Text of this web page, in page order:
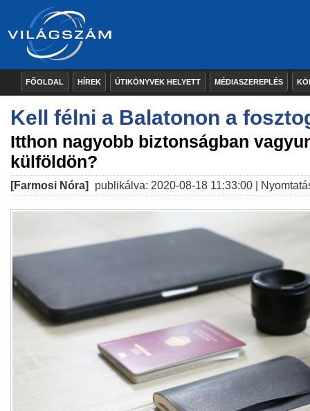
FŐOLDAL HÍREK ÚTIKÖNYVEK HELYETT MÉDIASZEREPLÉS
Kell félni a Balatonon a
Itthon nagyobb biztonságban
külföldön?
[Farmosi Nóra] publikálva: 2020-08-18 11:33:00 |